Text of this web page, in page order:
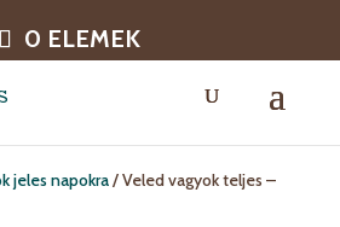
0 ELEMEK
jeles napokra/ Veled vagyok teljes –